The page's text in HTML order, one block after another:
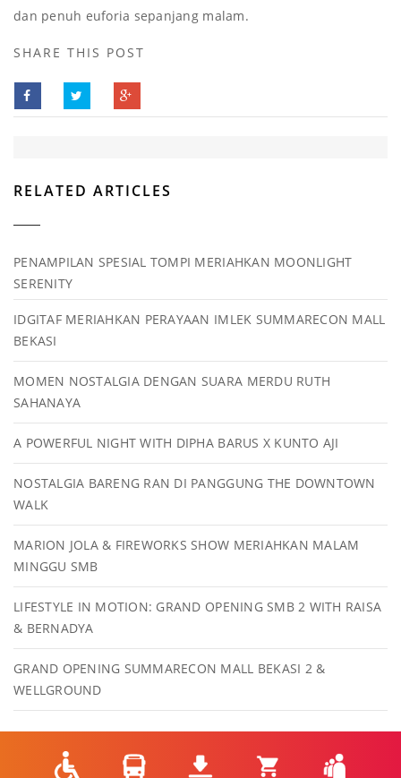
dan penuh euforia sepanjang malam.
SHARE THIS POST
RELATED ARTICLES
PENAMPILAN SPESIAL TOMPI MERIAHKAN MOONLIGHT
SERENITY
IDGITAF MERIAHKAN PERAYAAN IMLEK SUMMARECON MALL
BEKASI
MOMEN NOSTALGIA DENGAN SUARA MERDU RUTH
SAHANAYA
A POWERFUL NIGHT WITH DIPHA BARUS X KUNTO AJI
NOSTALGIA BARENG RAN DI PANGGUNG THE DOWNTOWN
WALK
MARION JOLA & FIREWORKS SHOW MERIAHKAN MALAM
MINGGU SMB
LIFESTYLE IN MOTION: GRAND OPENING SMB 2 WITH RAISA
& BERNADYA
GRAND OPENING SUMMARECON MALL BEKASI 2 &
WELLGROUND